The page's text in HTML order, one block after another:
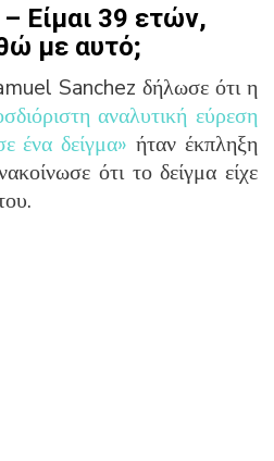
Είμαι 39 ετών,
με αυτό;
Sanchez δήλωσε ότι η
αναλυτική εύρεση
ένα δείγμα» ήταν έκπληξη
ότι το δείγμα είχε